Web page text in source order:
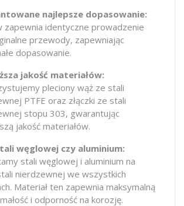
najlepsze dopasowanie:
zapewnia identyczne prowadzenie
przewody, zapewniając
dopasowanie.
jakość materiałów:
pleciony wąż ze stali
PTFE oraz złączki ze stali
stopu 303, gwarantując
jakość materiałów.
węglowej czy aluminium:
stali węglowej i aluminium na
nierdzewnej we wszystkich
Materiał ten zapewnia maksymalną
i odporność na korozję.